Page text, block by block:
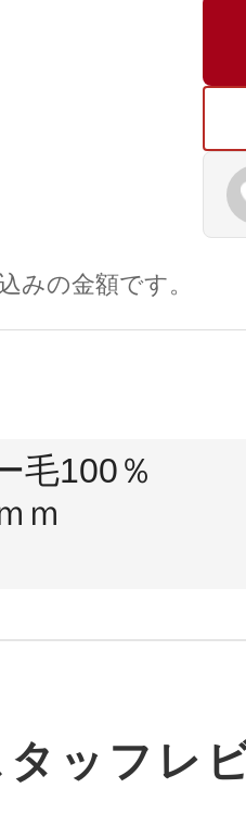
プリマモイスト
キンクリア
ディケア
ンケア
みの金額です。
毛100％
ｍ
タッフレ